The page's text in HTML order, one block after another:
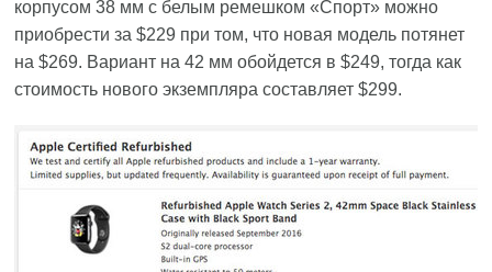
корпусом 38 мм с белым ремешком «Спорт» можно
приобрести за $229 при том, что новая модель потянет
на $269. Вариант на 42 мм обойдется в $249, тогда как
стоимость нового экземпляра составляет $299.